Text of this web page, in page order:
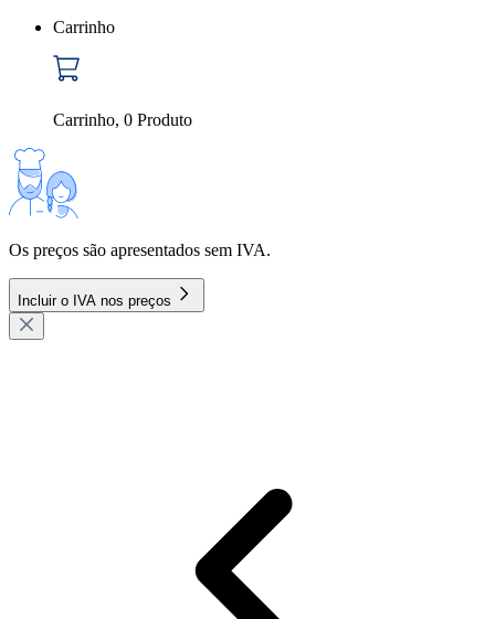
Carrinho
Carrinho, 0 Produto
Os preços são apresentados sem IVA.
Incluir o IVA nos preços